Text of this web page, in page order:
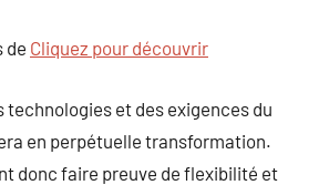
de Cliquez pour découvrir
technologies et des exigences du
en perpétuelle transformation.
donc faire preuve de flexibilité et